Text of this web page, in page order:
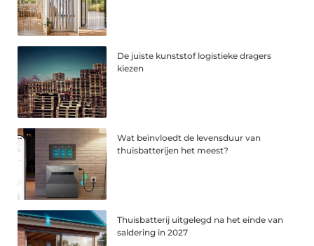
De juiste kunststof logistieke dragers
kiezen
Wat beïnvloedt de levensduur van
thuisbatterijen het meest?
Thuisbatterij uitgelegd na het einde van
saldering in 2027